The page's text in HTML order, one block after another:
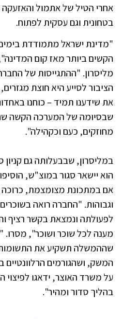
אחרי הטיל של אתמול והאזעקה
בטחונית וגם עסקית לפתוח.
"מדינת ישראל מתמודדת
הקשים ביותר מאז קום
מליסרון. "ההתגייסות של
הציבור לסייע היא חוצת
את שידענו תמיד – כוחנו
שבסיומה של המערכה הקשה
מחוזקים, כעם וכקהילה".
במליסרון, שבבעלותה גם
הוא יישאר סגור במוצ"ש,
אם במתכונת מצומצמת, כרוכה
וגבוהות. "החברה רואה
לפעולתה ונמצאת בקשר רציף
מענה לכל שוכר ושוכר", מסרו.
שההמשלה תשקיע את התשומות
המשק, ושהגורמים
על משרד האוצר, ידאגו לפיצוי
בהליך סדור ומהיר".